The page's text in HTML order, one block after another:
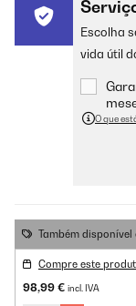
Escolha
vida útil
O que
Também
Compre este
98,99 € incl. IVA